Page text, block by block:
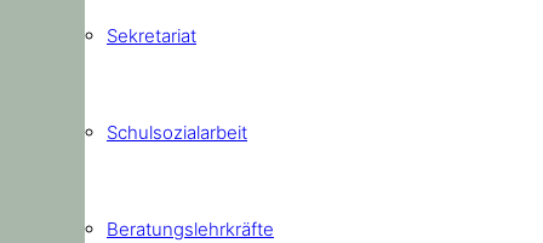
Sekretariat
Schulsozialarbeit
Beratungslehrkräfte